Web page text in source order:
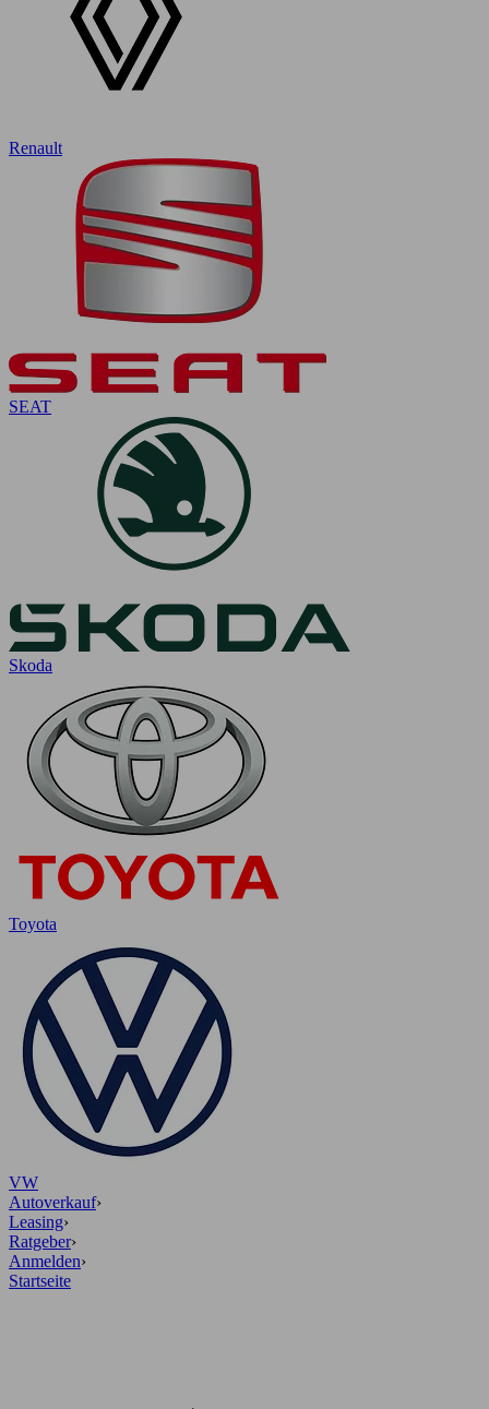
Renault
SEAT
Skoda
Toyota
VW
Autoverkauf›
Leasing›
Ratgeber›
Anmelden›
Startseite